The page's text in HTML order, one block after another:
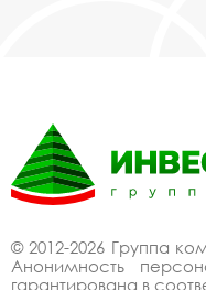
© 2012-2026 Группа
Анонимность
гарантирована в